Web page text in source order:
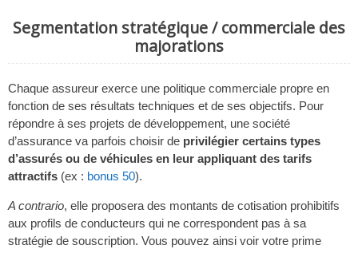
Segmentation stratégique / commerciale des
majorations
Chaque assureur exerce une politique commerciale propre en
fonction de ses résultats techniques et de ses objectifs. Pour
répondre à ses projets de développement, une société
d’assurance va parfois choisir de privilégier certains types
d’assurés ou de véhicules en leur appliquant des tarifs
attractifs (ex : bonus 50).
A contrario, elle proposera des montants de cotisation prohibitifs
aux profils de conducteurs qui ne correspondent pas à sa
stratégie de souscription. Vous pouvez ainsi voir votre prime